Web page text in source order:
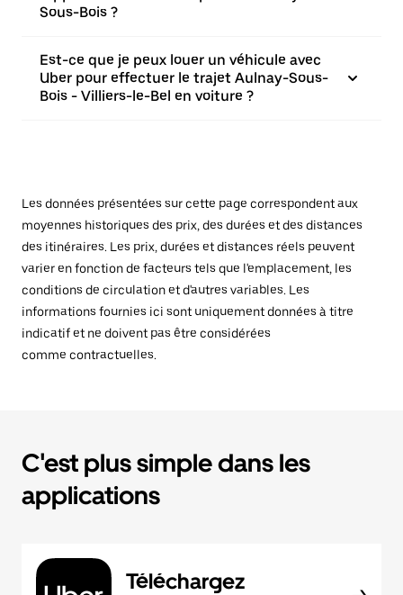
Sous-Bois ?
Est-ce que je peux louer un véhicule avec
Uber pour effectuer le trajet Aulnay-Sous-
Bois - Villiers-le-Bel en voiture ?
Les données présentées sur cette page correspondent aux
moyennes historiques des prix, des durées et des distances
des itinéraires. Les prix, durées et distances réels peuvent
varier en fonction de facteurs tels que l'emplacement, les
conditions de circulation et d'autres variables. Les
informations fournies ici sont uniquement données à titre
indicatif et ne doivent pas être considérées
comme contractuelles.
C'est plus simple dans les
applications
Téléchargez